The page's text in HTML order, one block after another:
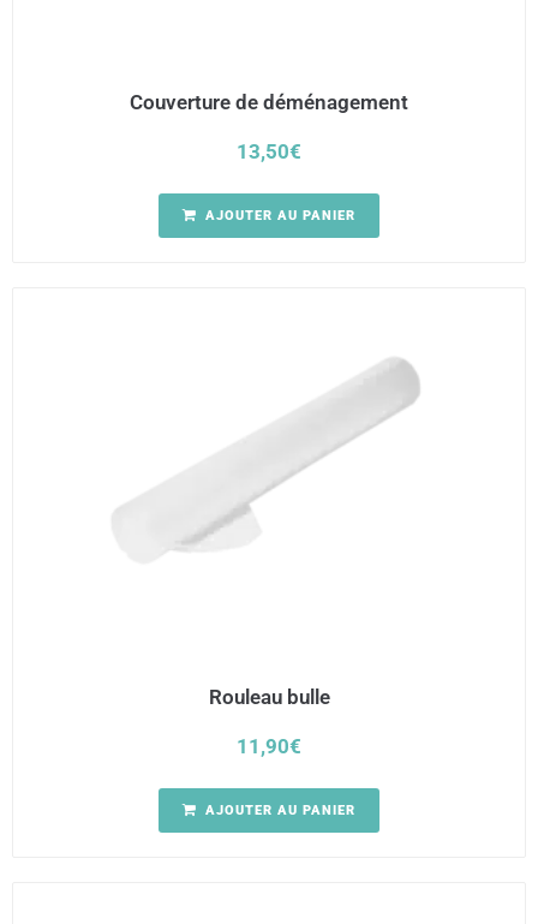
Couverture de déménagement
13,50€
AJOUTER AU PANIER
Rouleau bulle
11,90€
AJOUTER AU PANIER